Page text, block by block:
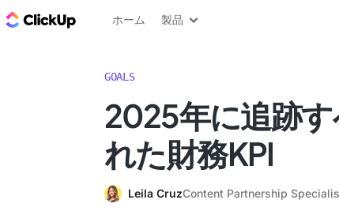
ClickUp ブログ
ホーム 製品
GOALS
2025年に追跡
れた財務KPI
Leila CruzContent Partnership